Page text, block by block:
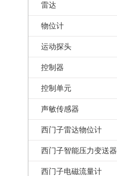
雷达
物位计
运动探头
控制器
控制单元
声敏传感器
西门子雷达物位计
西门子智能压力变送器
西门子电磁流量计